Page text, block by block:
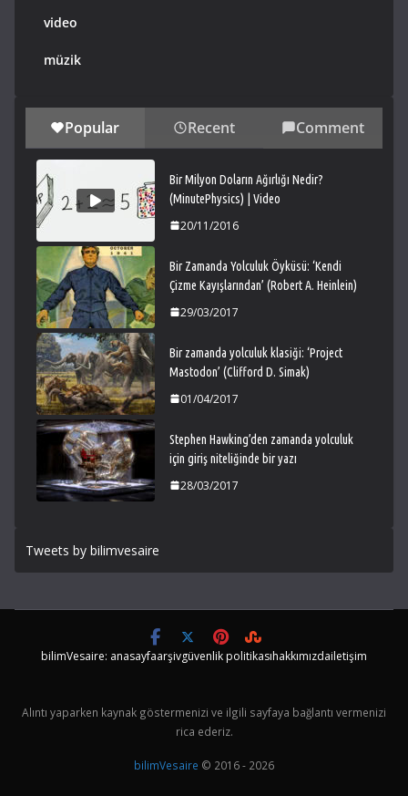
video
müzik
Popular Recent Comment
Bir Milyon Doların Ağırlığı Nedir?
(MinutePhysics) | Video
20/11/2016
Bir Zamanda Yolculuk Öyküsü: ‘Kendi
Çizme Kayışlarından’ (Robert A. Heinlein)
29/03/2017
Bir zamanda yolculuk klasiği: ‘Project
Mastodon’ (Clifford D. Simak)
01/04/2017
Stephen Hawking’den zamanda yolculuk
için giriş niteliğinde bir yazı
28/03/2017
Tweets by bilimvesaire
bilimVesaire: anasayfaarşivgüvenlik politikasıhakkımızdailetişim
Alıntı yaparken kaynak göstermenizi ve ilgili sayfaya bağlantı vermenizi
rica ederiz.
bilimVesaire © 2016 - 2026